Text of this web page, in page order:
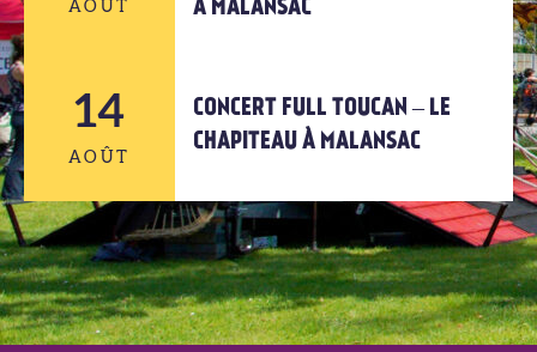
AOÛT
AOÛT
14
AOÛT
À MALANSAC
14
AOÛT
14
AOÛT
CONCERT FULL TOUCAN – LE
CHAPITEAU À MALANSAC